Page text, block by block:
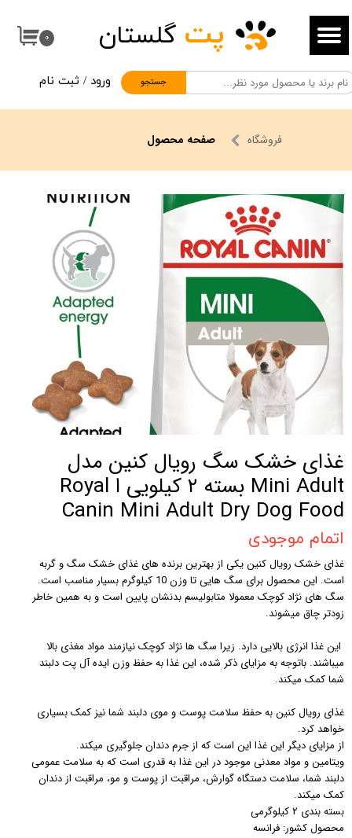
۰
جستجو
پت گلستان
ورود / ثبت نام
حساب کاربری من
تغییر گذر واژه
سفارشات
خروج از حساب کاربری
فروشگاه صفحه محصول
غذای خشک سگ رویال کنین مدل
Mini Adult بسته ۲ کیلویی ا Royal
Canin Mini Adult Dry Dog Food
اتمام موجودی
غذای خشک رویال کنین یکی از بهترین برنده های غذای خشک سگ و گربه
است. این محصول برای سگ هایی تا وزن 10 کیلوگرم بسیار مناسب است.
سگ های نژاد کوچک معمولا متابولیسم بدنشان پایین است و به همین خاطر
زودتر چاق میشوند.
این غذا انرژی بالایی دارد. زیرا سگ ها نژاد کوچک نیازمند مواد مغذی بالا
میباشند. باتوجه به مزایای ذکر شده، این غذا به حفظ وزن ایده آل پت دلبند
شما کمک میکند.
غذای رویال کنین به حفظ سلامت پوست و موی دلبند شما نیز کمک بسیاری
خواهد کرد.
از مزایای دیگر این غذا این است که از جرم دندان جلوگیری میکند.
ویتامین و مواد معدنی موجود در این غذا به قدری است که به سلامت عمومی
دلبند شما، سلامت دستگاه گوارش، مراقبت از پوست و مو، مراقبت از دندان
کمک میکند.
بسته بندی ۲ کیلوگرمی
محصول کشور: فرانسه